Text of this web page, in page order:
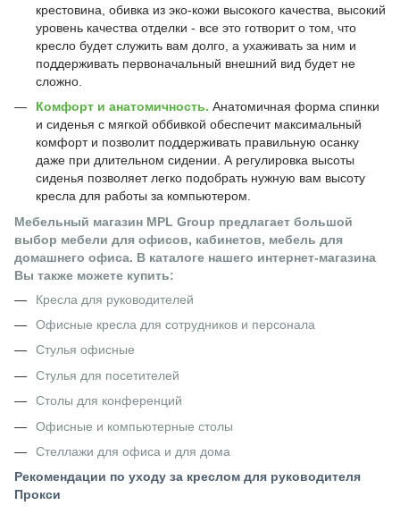
крестовина, обивка из эко-кожи высокого качества, высокий
уровень качества отделки - все это готворит о том, что
кресло будет служить вам долго, а ухаживать за ним и
поддерживать первоначальный внешний вид будет не
сложно.
Комфорт и анатомичность. Анатомичная форма спинки
и сиденья с мягкой оббивкой обеспечит максимальный
комфорт и позволит поддерживать правильную осанку
даже при длительном сидении. А регулировка высоты
сиденья позволяет легко подобрать нужную вам высоту
кресла для работы за компьютером.
Мебельный магазин MPL Group предлагает большой
выбор мебели для офисов, кабинетов, мебель для
домашнего офиса. В каталоге нашего интернет-магазина
Вы также можете купить:
Кресла для руководителей
Офисные кресла для сотрудников и персонала
Стулья офисные
Стулья для посетителей
Столы для конференций
Офисные и компьютерные столы
Стеллажи для офиса и для дома
Рекомендации по уходу за креслом для руководителя
Прокси